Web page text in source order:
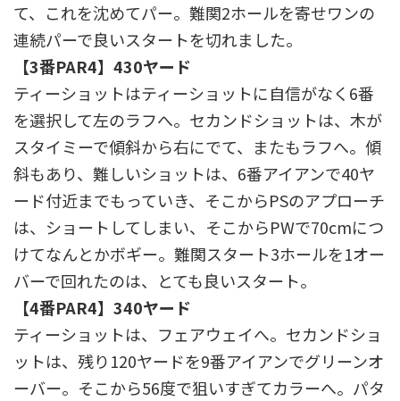
て、これを沈めてパー。難関2ホールを寄せワンの
連続パーで良いスタートを切れました。
【3番PAR4】430ヤード
ティーショットはティーショットに自信がなく6番
を選択して左のラフへ。セカンドショットは、木が
スタイミーで傾斜から右にでて、またもラフへ。傾
斜もあり、難しいショットは、6番アイアンで40ヤ
ード付近までもっていき、そこからPSのアプローチ
は、ショートしてしまい、そこからPWで70cmにつ
けてなんとかボギー。難関スタート3ホールを1オー
バーで回れたのは、とても良いスタート。
【4番PAR4】340ヤード
ティーショットは、フェアウェイへ。セカンドショ
ットは、残り120ヤードを9番アイアンでグリーンオ
ーバー。そこから56度で狙いすぎてカラーへ。パタ